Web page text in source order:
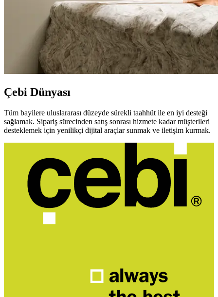
Çebi Dünyası
Tüm bayilere uluslararası düzeyde sürekli taahhüt ile en iyi desteği
sağlamak. Sipariş sürecinden satış sonrası hizmete kadar müşterileri
desteklemek için yenilikçi dijital araçlar sunmak ve iletişim kurmak.